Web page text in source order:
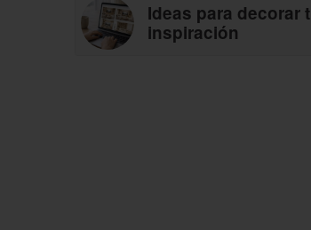
Ideas para decorar
inspiración